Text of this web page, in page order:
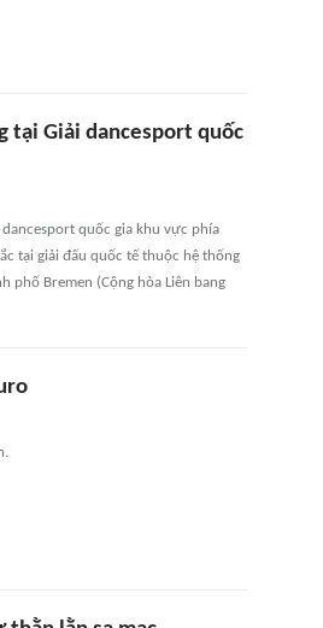
tại Giải dancesport quốc
quốc gia khu vực phía
tại giải đấu quốc tế thuộc hệ thống
phố Bremen (Cộng hòa Liên bang